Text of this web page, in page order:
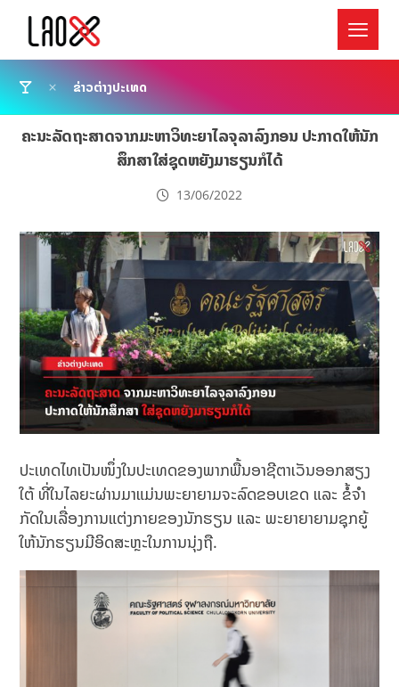
ຂ່າວຕ່າງປະເທດ
ຄະນະລັດຖະສາດຈາກມະຫາວິທະຍາໄລຈຸລາລົງກອນ ປະກາດໃຫ້ນັກ
ສຶກສາໃສ່ຊຸດຫຍັງມາຮຽນກໍໄດ້
13/06/2022
ປະເທດໄທເປັນໜຶ່ງໃນປະເທດຂອງພາກພື້ນອາຊີຕາເວັນອອກສຽງ
ໃຕ້ ທີ່ໃນໄລຍະຜ່ານມາແມ່ນພະຍາຍາມຈະລົດຂອບເຂດ ແລະ ຂໍ້ຈໍາ
ກັດໃນເລື່ອງການແຕ່ງກາຍຂອງນັກຮຽນ ແລະ ພະຍາຍາຍາມຊຸກຍູ້
ໃຫ້ນັກຮຽນມີອິດສະຫຼະໃນການນຸ່ງຖື.